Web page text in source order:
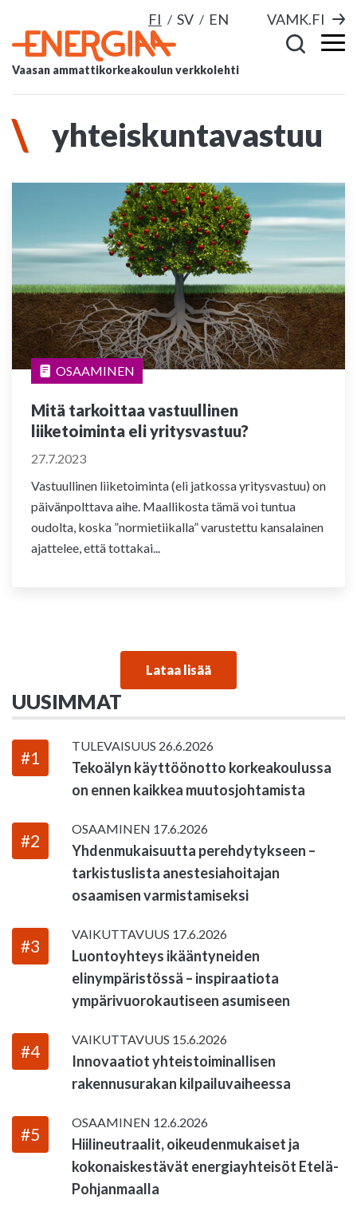
FI SV EN VAMK.FI
Vaasan ammattikorkeakoulun verkkolehti
yhteiskuntavastuu
OSAAMINEN
Mitä tarkoittaa vastuullinen
liiketoiminta eli yritysvastuu?
27.7.2023
Vastuullinen liiketoiminta (eli jatkossa yritysvastuu) on
päivänpolttava aihe. Maallikosta tämä voi tuntua
oudolta, koska ”normietiikalla” varustettu kansalainen
ajattelee, että tottakai...
Lataa lisää
UUSIMMAT
#1
TULEVAISUUS 26.6.2026
Tekoälyn käyttöönotto korkeakoulussa
on ennen kaikkea muutosjohtamista
#2
OSAAMINEN 17.6.2026
Yhdenmukaisuutta perehdytykseen –
tarkistuslista anestesiahoitajan
osaamisen varmistamiseksi
#3
VAIKUTTAVUUS 17.6.2026
Luontoyhteys ikääntyneiden
elinympäristössä – inspiraatiota
ympärivuorokautiseen asumiseen
#4
VAIKUTTAVUUS 15.6.2026
Innovaatiot yhteistoiminallisen
rakennusurakan kilpailuvaiheessa
#5
OSAAMINEN 12.6.2026
Hiilineutraalit, oikeudenmukaiset ja
kokonaiskestävät energiayhteisöt Etelä-
Pohjanmaalla